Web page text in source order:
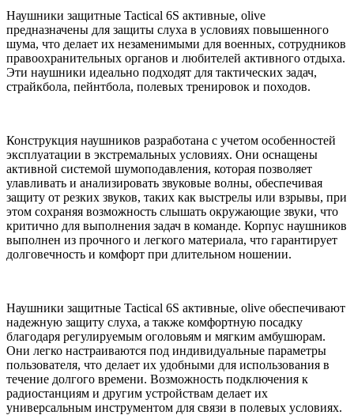
Наушники защитные Tactical 6S активные, olive
предназначены для защиты слуха в условиях повышенного
шума, что делает их незаменимыми для военных, сотрудников
правоохранительных органов и любителей активного отдыха.
Эти наушники идеально подходят для тактических задач,
страйкбола, пейнтбола, полевых тренировок и походов.
Конструкция наушников разработана с учетом особенностей
эксплуатации в экстремальных условиях. Они оснащены
активной системой шумоподавления, которая позволяет
улавливать и анализировать звуковые волны, обеспечивая
защиту от резких звуков, таких как выстрелы или взрывы, при
этом сохраняя возможность слышать окружающие звуки, что
критично для выполнения задач в команде. Корпус наушников
выполнен из прочного и легкого материала, что гарантирует
долговечность и комфорт при длительном ношении.
Наушники защитные Tactical 6S активные, olive обеспечивают
надежную защиту слуха, а также комфортную посадку
благодаря регулируемым оголовьям и мягким амбушюрам.
Они легко настраиваются под индивидуальные параметры
пользователя, что делает их удобными для использования в
течение долгого времени. Возможность подключения к
радиостанциям и другим устройствам делает их
универсальным инструментом для связи в полевых условиях.